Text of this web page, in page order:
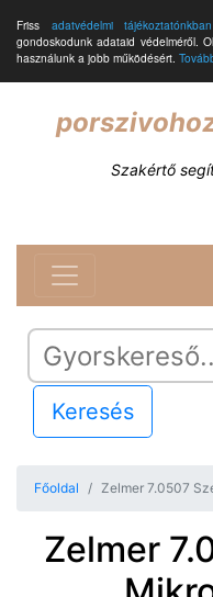
Friss adatvédelmi tájékoztatónkban
gondoskodunk adataid védelméről.
használunk a jobb működésért.
Szakértő
Keresés
Főoldal Zelmer 7.0507
Zelmer